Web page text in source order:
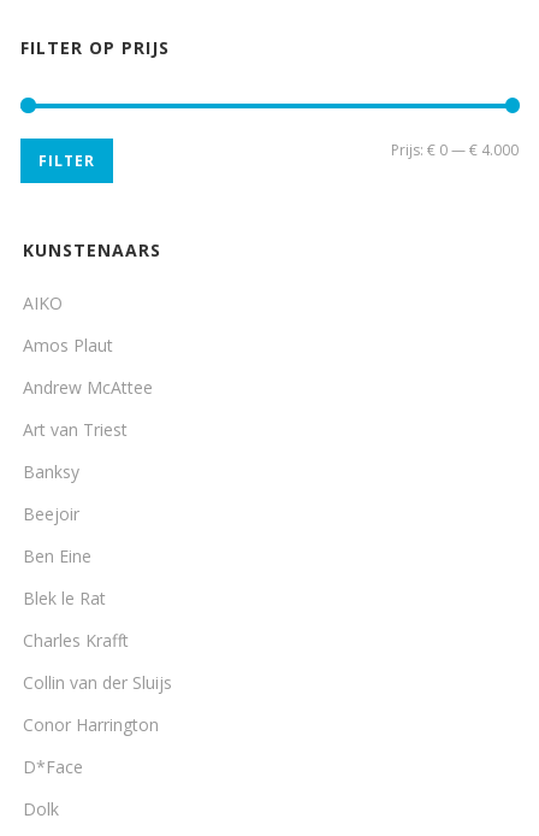
FILTER OP PRIJS
FILTER
Prijs: € 0—€ 4.000
KUNSTENAARS
AIKO
Amos Plaut
Andrew McAttee
Art van Triest
Banksy
Beejoir
Ben Eine
Blek le Rat
Charles Krafft
Collin van der Sluijs
Conor Harrington
D*Face
Dolk